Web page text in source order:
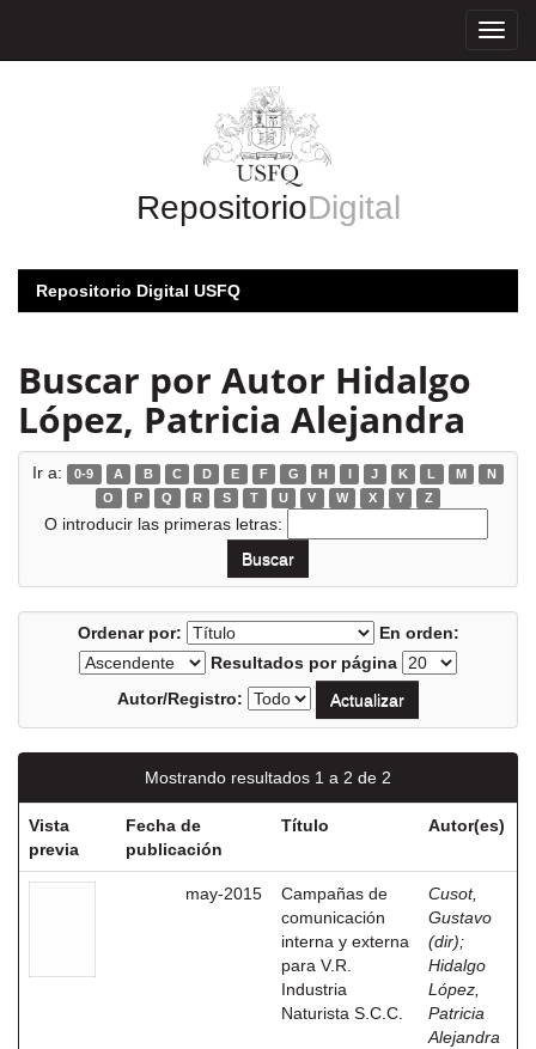
RepositorioDigital
Repositorio Digital USFQ
Buscar por Autor Hidalgo
López, Patricia Alejandra
Ir a: 0-9 A B C D E F G H I J K L M
N
O
P Q R S T U V W X Y Z
O introducir las primeras letras:
Ordenar por:
En orden:
Resultados por página
Autor/Registro:
Mostrando resultados 1 a 2 de 2
Vista
previa
Fecha de
publicación
Título Autor(es)
may-2015
Campañas de
comunicación
interna y externa
para V.R.
Industria
Naturista S.C.C.
Cusot,
Gustavo
(dir);
Hidalgo
López,
Patricia
Alejandra